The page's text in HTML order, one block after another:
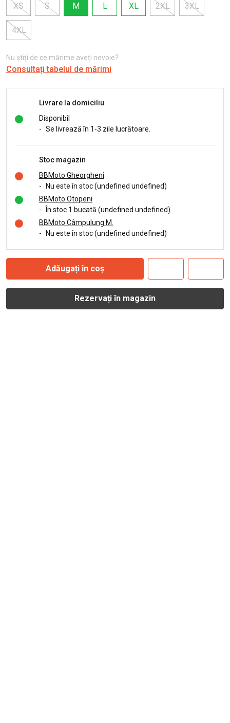
XS
S M L XL 2XL 3XL
4XL
Nu știți de ce mărime aveți nevoie?
Consultați tabelul de mărimi
Livrare la domiciliu
Disponibil
- Se livrează în 1-3 zile lucrătoare.
Stoc magazin
BBMoto Gheorgheni
-
Nu este în stoc (undefined undefined)
BBMoto Otopeni
-
În stoc 1 bucată (undefined undefined)
BBMoto Câmpulung M.
-
Nu este în stoc (undefined undefined)
Adăugați în coș
Rezervați în magazin